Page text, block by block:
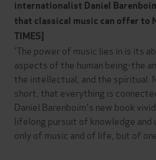
internationalist Daniel
that classical music can offer to
TIMES]
'The power of music lies in is its
aspects of the human being-the
the intellectual, and the spiritual.
short, that everything is
Daniel Barenboim's new book
lifelong pursuit of knowledge and
only of music and of life, but of